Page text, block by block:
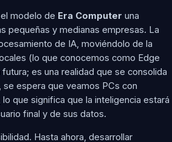
modelo de Era Computer una
pequeñas y medianas empresas. La
de IA, moviéndolo de la
(lo que conocemos como Edge
es una realidad que se consolida
se espera que veamos PCs con
que significa que la inteligencia estará
final y de sus datos.
Hasta ahora, desarrollar